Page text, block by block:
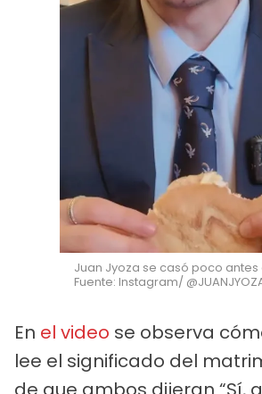
Juan Jyoza se casó poco antes
Fuente: Instagram/
En el video se observa
lee el significado del